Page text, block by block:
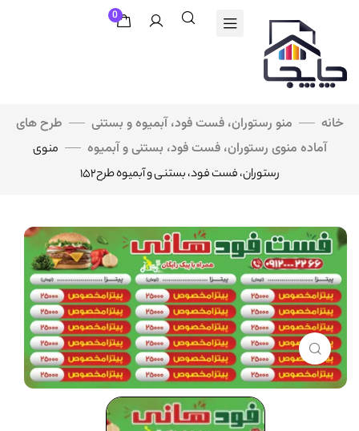
0
خانه منو رستوران، فست فود، آبمیوه و بستنی
طرح های
آماده منوی رستوران، فست فود، بستنی و آبمیوه
منوی
رستوران، فست فود، بستنی و آبمیوه طرح۱۵۲
برای بزرگنمایی کلیک کنید